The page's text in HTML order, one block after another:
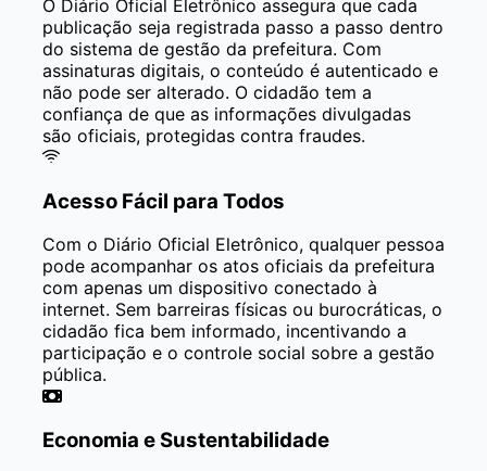
O Diário Oficial Eletrônico assegura que cada
publicação seja registrada passo a passo dentro
do sistema de gestão da prefeitura. Com
assinaturas digitais, o conteúdo é autenticado e
não pode ser alterado. O cidadão tem a
confiança de que as informações divulgadas
são oficiais, protegidas contra fraudes.
Acesso Fácil para Todos
Com o Diário Oficial Eletrônico, qualquer pessoa
pode acompanhar os atos oficiais da prefeitura
com apenas um dispositivo conectado à
internet. Sem barreiras físicas ou burocráticas, o
cidadão fica bem informado, incentivando a
participação e o controle social sobre a gestão
pública.
Economia e Sustentabilidade